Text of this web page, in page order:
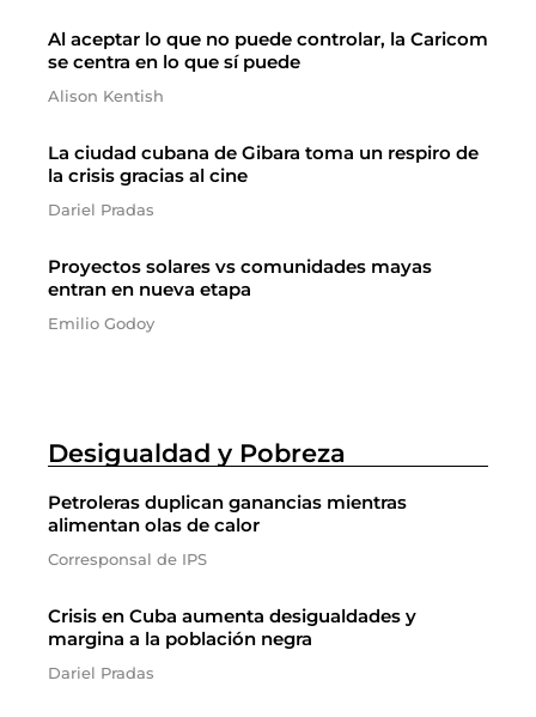
Al aceptar lo que no puede controlar, la Caricom
se centra en lo que sí puede
Alison Kentish
La ciudad cubana de Gibara toma un respiro de
la crisis gracias al cine
Dariel Pradas
Proyectos solares vs comunidades mayas
entran en nueva etapa
Emilio Godoy
Desigualdad y Pobreza
Petroleras duplican ganancias mientras
alimentan olas de calor
Corresponsal de IPS
Crisis en Cuba aumenta desigualdades y
margina a la población negra
Dariel Pradas